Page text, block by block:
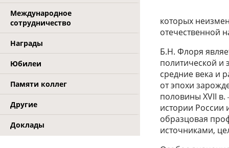
Международное
сотрудничество
Награды
Юбилеи
Памяти коллег
Другие
Доклады
которых
отечественной
Б.Н. Флоря
политической и
средние века и
от эпохи
половины XVII
истории России
образцовая
источниками,